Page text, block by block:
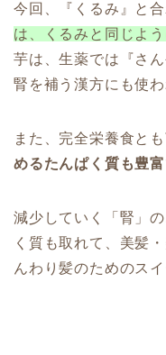
今回、『くるみ』と
は、くるみと同じよ
芋は、生薬では『さ
腎を補う漢方にも使わ
また、完全栄養食と
めるたんぱく質も豊富
減少していく「腎」
く質も取れて、美髪
んわり髪のためのスイ